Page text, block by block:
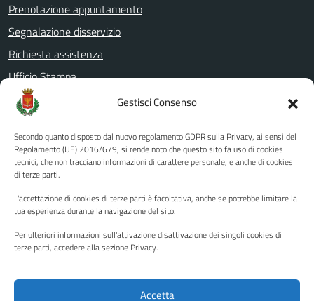
Gestisci Consenso
Secondo quanto disposto dal nuovo regolamento GDPR sulla Privacy, ai sensi del
Regolamento (UE) 2016/679, si rende noto che questo sito fa uso di cookies
tecnici, che non tracciano informazioni di carattere personale, e anche di cookies
di terze parti.
L'accettazione di cookies di terze parti è facoltativa, anche se potrebbe limitare la
tua esperienza durante la navigazione del sito.
Per ulteriori informazioni sull'attivazione disattivazione dei singoli cookies di
terze parti, accedere alla sezione Privacy.
Accetta
Prenotazione appuntamento
Segnalazione disservizio
Richiesta assistenza
Ufficio Stampa
Amministrazione Trasparente
Albo pretorio
Informativa privacy
Note legali
Piano di miglioramento del sito
Instagram